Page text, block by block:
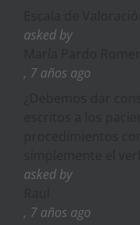
asked by
, 7 años ago
asked by
, 7 años ago